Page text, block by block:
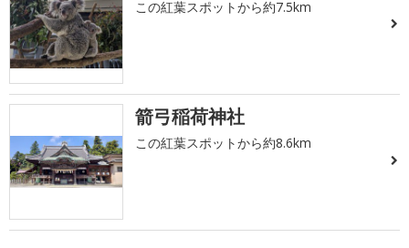
この紅葉スポットから約7.5km
箭弓稲荷神社
この紅葉スポットから約8.6km